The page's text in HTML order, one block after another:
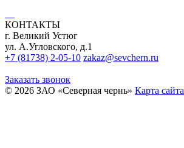
КОНТАКТЫ
г. Великий Устюг
ул. А.Угловского, д.1
+7 (81738) 2-05-10 zakaz@sevchern.ru
Заказать звонок
© 2026 ЗАО «Северная чернь» Карта сайта